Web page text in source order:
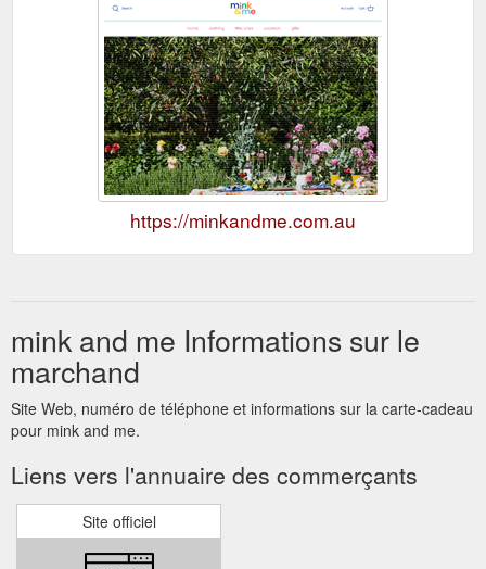
https://minkandme.com.au
mink and me Informations sur le
marchand
Site Web, numéro de téléphone et informations sur la carte-cadeau
pour mink and me.
Liens vers l'annuaire des commerçants
Site officiel